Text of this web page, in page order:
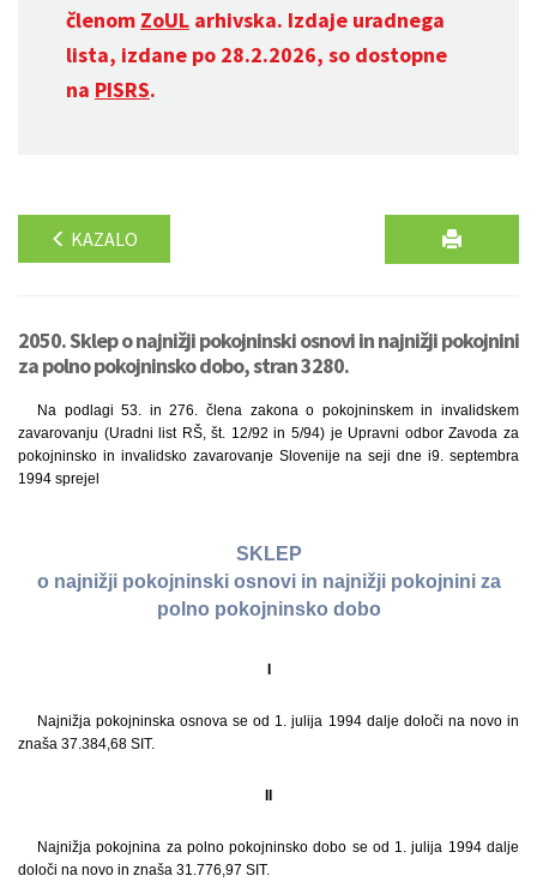
členom ZoUL arhivska. Izdaje uradnega
lista, izdane po 28.2.2026, so dostopne
na PISRS.
KAZALO
2050. Sklep o najnižji pokojninski osnovi in najnižji pokojnini
za polno pokojninsko dobo, stran 3280.
Na podlagi 53. in 276. člena zakona o pokojninskem in invalidskem
zavarovanju (Uradni list RŠ, št. 12/92 in 5/94) je Upravni odbor Zavoda za
pokojninsko in invalidsko zavarovanje Slovenije na seji dne i9. septembra
1994 sprejel
SKLEP
o najnižji pokojninski osnovi in najnižji pokojnini za
polno pokojninsko dobo
I
Najnižja pokojninska osnova se od 1. julija 1994 dalje določi na novo in
znaša 37.384,68 SIT.
II
Najnižja pokojnina za polno pokojninsko dobo se od 1. julija 1994 dalje
določi na novo in znaša 31.776,97 SIT.